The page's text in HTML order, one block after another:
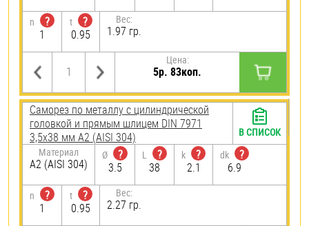
n
?
1
t
?
0.95
Вес:
1.97 гр.
Цена:
5р. 83коп.
Саморез по металлу с цилиндрической
головкой и прямым шлицем DIN 7971
3,5х38 мм А2 (AISI 304)
Материал
А2 (AISI 304)
Ø
?
3.5
L
?
38
k
?
2.1
dk
?
6.9
n
?
1
t
?
0.95
Вес:
2.27 гр.
В СПИСОК